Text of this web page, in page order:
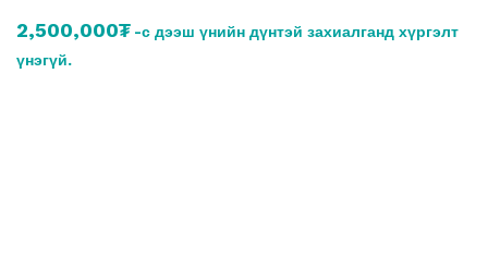
2,500,000₮ -с дээш үнийн дүнтэй захиалганд хүргэлт
үнэгүй.